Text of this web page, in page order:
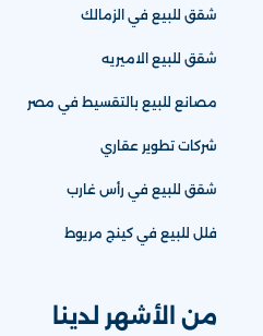
شقق للبيع في الزمالك
شقق للبيع الاميريه
مصانع للبيع بالتقسيط في مصر
شركات تطوير عقاري
شقق للبيع في رأس غارب
فلل للبيع في كينج مريوط
من الأشهر لدينا